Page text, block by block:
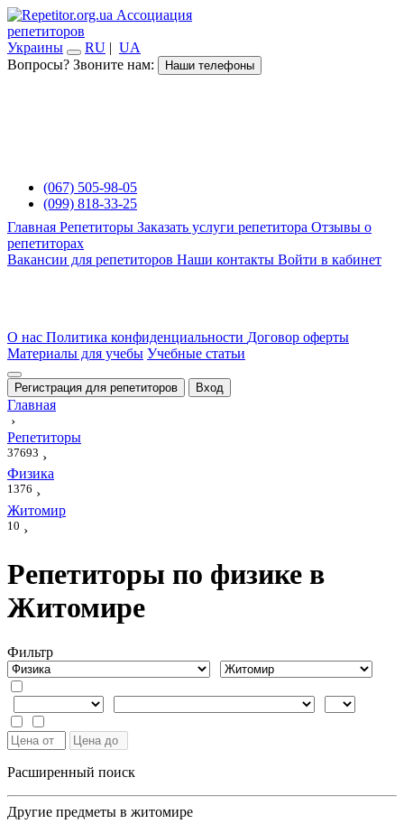
Ассоциация
репетиторов
Украины
RU | UA
Вопросы? Звоните нам:
Наши телефоны
(067) 505-98-05
(099) 818-33-25
Главная Репетиторы Заказать услуги репетитора Отзывы о
репетиторах
Вакансии для репетиторов Наши контакты Войти в кабинет
О нас Политика конфиденциальности Договор оферты
Материалы для учебы Учебные статьи
Регистрация для репетиторов Вход
Главная
›
Репетиторы
37693 ›
Физика
1376 ›
Житомир
10 ›
Репетиторы по физике в
Житомире
Фильтр
Расширенный поиск
Другие предметы в житомире